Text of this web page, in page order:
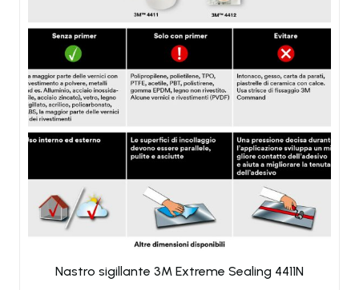
Nastro sigillante 3M Extreme Sealing 4411N